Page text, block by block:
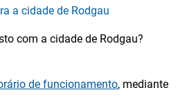
a cidade de Rodgau
com a cidade de Rodgau?
de funcionamento, mediante